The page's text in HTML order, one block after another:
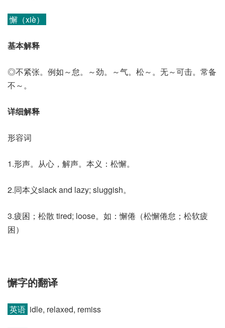
懈（xiè）
基本解释
◎不紧张。例如～怠。～劲。～气。松～。无～可击。常备
不～。
详细解释
形容词
1.形声。从心，解声。本义：松懈。
2.同本义slack and lazy; sluggish。
3.疲困；松散 tired; loose。如：懈倦（松懈倦怠；松软疲
困）
懈字的翻译
英语 idle, relaxed, remiss